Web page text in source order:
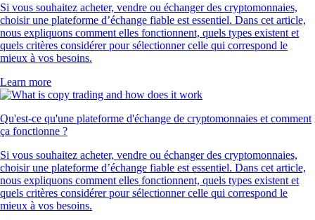
Si vous souhaitez acheter, vendre ou échanger des cryptomonnaies,
choisir une plateforme d’échange fiable est essentiel. Dans cet article,
nous expliquons comment elles fonctionnent, quels types existent et
quels critères considérer pour sélectionner celle qui correspond le
mieux à vos besoins.
Learn more
Qu'est-ce qu'une plateforme d'échange de cryptomonnaies et comment
ça fonctionne ?
Si vous souhaitez acheter, vendre ou échanger des cryptomonnaies,
choisir une plateforme d’échange fiable est essentiel. Dans cet article,
nous expliquons comment elles fonctionnent, quels types existent et
quels critères considérer pour sélectionner celle qui correspond le
mieux à vos besoins.